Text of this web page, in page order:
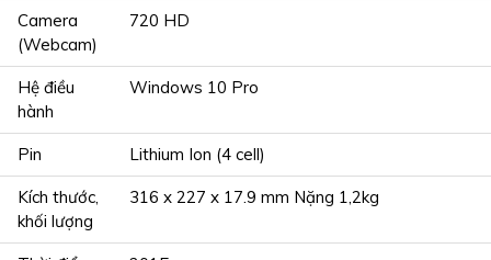
Camera
(Webcam)
720 HD
Hệ điều
hành
Windows 10 Pro
Pin Lithium Ion (4 cell)
Kích thước,
khối lượng
316 x 227 x 17.9 mm Nặng 1,2kg